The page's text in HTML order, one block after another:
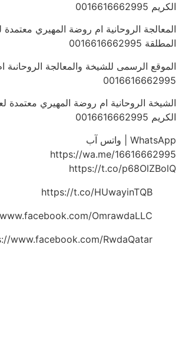
الكريم 0016616662995
المعالجة الروحانية ام روضة المهيري
المطلقة 0016616662995
الموقع الرسمى للشيخة والمعالجة
0016616662995
الشيخة الروحانية ام روضة المهيري معتمدة
الكريم 0016616662995
WhatsApp | واتس آب
https://wa.me/16616662995
https://t.co/p68OlZBolQ
https://t.co/HUwayinTQB
OmrawdaLLC
www.facebook.com/RwdaQatar